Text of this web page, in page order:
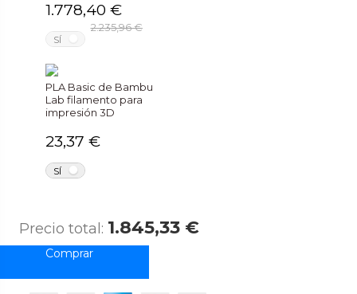
1.778,40 €
2.235,96 €
SÍ
PLA Basic de Bambu
Lab filamento para
impresión 3D
23,37 €
SÍ
Precio total: 1.845,33 €